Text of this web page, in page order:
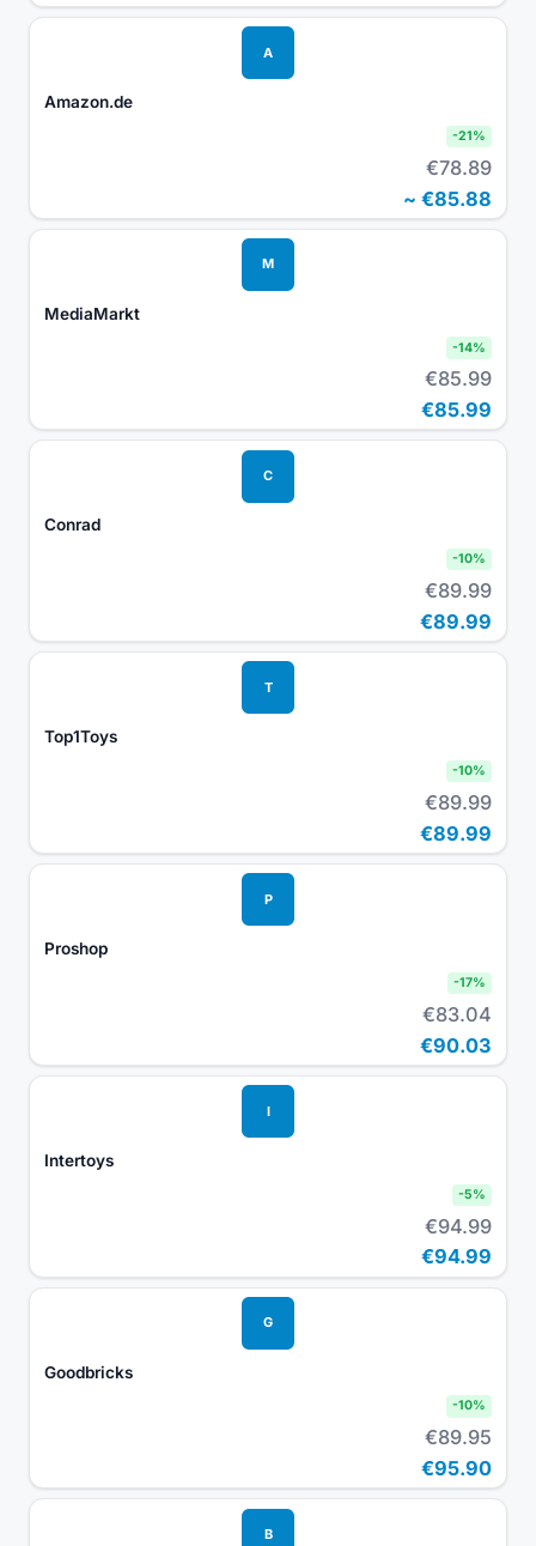
A
Amazon.de
-21%
€78.89
~ €85.88
M
MediaMarkt
-14%
€85.99
€85.99
C
Conrad
-10%
€89.99
€89.99
T
Top1Toys
-10%
€89.99
€89.99
P
Proshop
-17%
€83.04
€90.03
I
Intertoys
-5%
€94.99
€94.99
G
Goodbricks
-10%
€89.95
€95.90
B